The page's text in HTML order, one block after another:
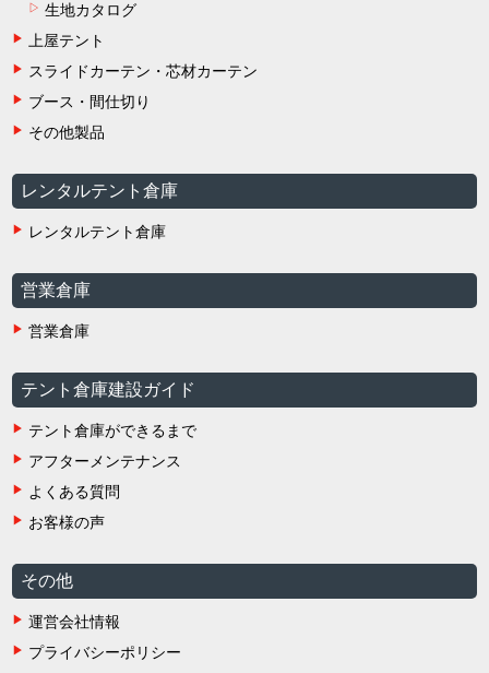
生地カタログ
上屋テント
スライドカーテン・芯材カーテン
ブース・間仕切り
その他製品
レンタルテント倉庫
レンタルテント倉庫
営業倉庫
営業倉庫
テント倉庫建設ガイド
テント倉庫ができるまで
アフターメンテナンス
よくある質問
お客様の声
その他
運営会社情報
プライバシーポリシー